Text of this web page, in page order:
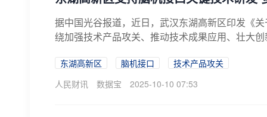
据中国光谷报道，近日，武汉东湖高新区印发《
绕加强技术产品攻关、推动技术成果应用、壮大
东湖高新区 脑机接口
技术产品攻关
人民财讯
数据宝 2025-10-10 07:53